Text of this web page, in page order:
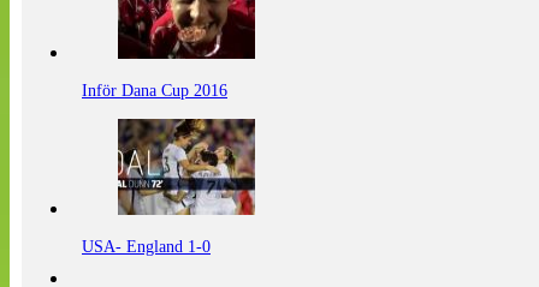
Inför Dana Cup 2016
USA- England 1-0